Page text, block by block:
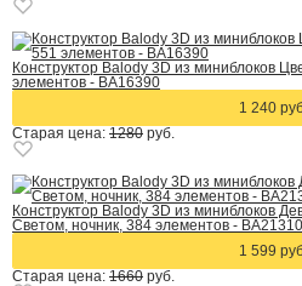
Конструктор Balody 3D из миниблоков
элементов - BA16390
1 240
Старая цена: 1280 руб.
Конструктор Balody 3D из миниблоков
Светом, ночник, 384 элементов - BA21310
1 599
Старая цена: 1660 руб.